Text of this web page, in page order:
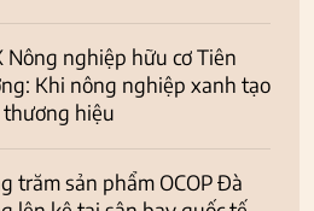
Nông nghiệp hữu cơ Tiên
Khi nông nghiệp xanh tạo
thương hiệu
trăm sản phẩm OCOP Đà